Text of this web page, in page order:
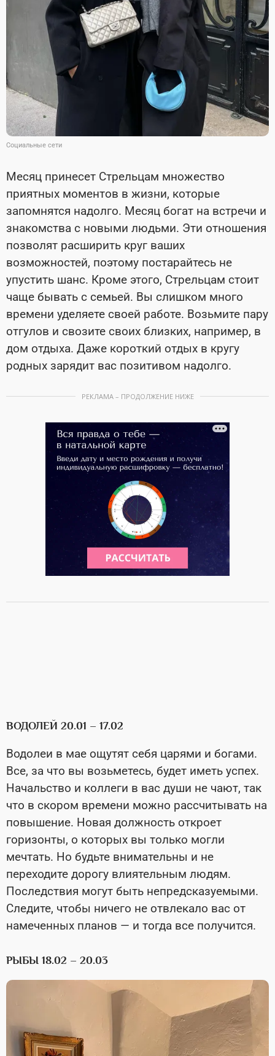
Социальные сети
Месяц принесет Стрельцам множество
приятных моментов в жизни, которые
запомнятся надолго. Месяц богат на встречи и
знакомства с новыми людьми. Эти отношения
позволят расширить круг ваших
возможностей, поэтому постарайтесь не
упустить шанс. Кроме этого, Стрельцам стоит
чаще бывать с семьей. Вы слишком много
времени уделяете своей работе. Возьмите пару
отгулов и свозите своих близких, например, в
дом отдыха. Даже короткий отдых в кругу
родных зарядит вас позитивом надолго.
РЕКЛАМА – ПРОДОЛЖЕНИЕ НИЖЕ
ВОДОЛЕЙ 20.01 – 17.02
Водолеи в мае ощутят себя царями и богами.
Все, за что вы возьметесь, будет иметь успех.
Начальство и коллеги в вас души не чают, так
что в скором времени можно рассчитывать на
повышение. Новая должность откроет
горизонты, о которых вы только могли
мечтать. Но будьте внимательны и не
переходите дорогу влиятельным людям.
Последствия могут быть непредсказуемыми.
Следите, чтобы ничего не отвлекало вас от
намеченных планов — и тогда все получится.
РЫБЫ 18.02 – 20.03